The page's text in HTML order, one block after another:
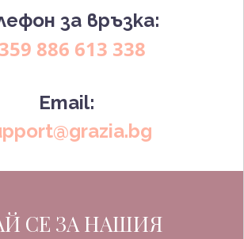
за връзка:
886 613 338
Email:
СЕ ЗА НАШИЯ